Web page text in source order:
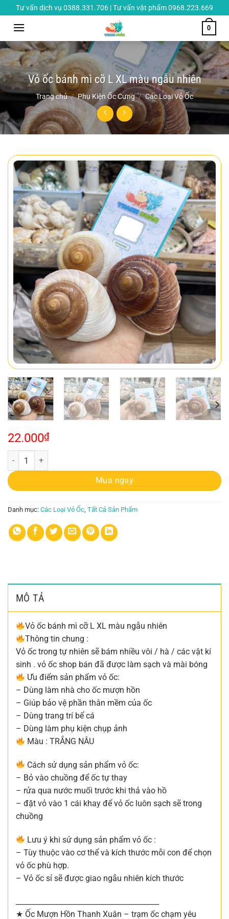
Chuyển
đến
dung
Tư vấn dịch vụ 0388.331.706 | Tư vấn vật phẩm 0968.223.669
0
Vỏ ốc bánh mì cỡ L XL màu ngẫu nhiên
Trang chủ / Phụ Kiện Ốc Cưng / Các Loại Vỏ Ốc
22.000₫
Vỏ ốc bánh mì cỡ L XL màu ngẫu nhiên số lượng
Mua ngay
Danh mục: Các Loại Vỏ Ốc, Tất Cả Sản Phẩm
MÔ TẢ
Vỏ ốc bánh mì cỡ L XL màu ngẫu nhiên
Thông tin chung :
Vỏ ốc trong tự nhiên sẽ bám nhiều vôi / hà / các vật kí
sinh . vỏ ốc shop bán đã được làm sạch và mài bóng
Ưu điểm sản phẩm vỏ ốc:
– Dùng làm nhà cho ốc mượn hồn
– Giúp bảo vệ phần thân mềm của ốc
– Dùng trang trí bể cá
– Dùng làm phụ kiện chụp ảnh
Màu : TRẮNG NÂU
Cách sử dụng sản phẩm vỏ ốc:
– Bỏ vào chuồng để ốc tự thay
– rửa qua nước muối trước khi thả vào hồ
– đặt vỏ vào 1 cái khay để vỏ ốc luôn sạch sẽ trong
chuồng
Lưu ý khi sử dụng sản phẩm vỏ ốc :
– Tùy thuộc vào cơ thể và kích thước mỗi con để chọn
vỏ ốc phù hợp.
– Vỏ ốc sỉ sẽ được giao ngẫu nhiên kích thước
★ Ốc Mượn Hồn Thanh Xuân – trạm ốc chạm yêu